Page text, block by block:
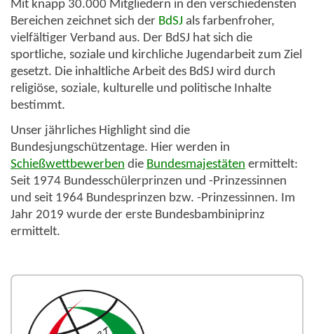
Mit knapp 30.000 Mitgliedern in den verschiedensten
Bereichen zeichnet sich der BdSJ als farbenfroher,
vielfältiger Verband aus. Der BdSJ hat sich die
sportliche, soziale und kirchliche Jugendarbeit zum Ziel
gesetzt. Die inhaltliche Arbeit des BdSJ wird durch
religiöse, soziale, kulturelle und politische Inhalte
bestimmt.
Unser jährliches Highlight sind die
Bundesjungschützentage. Hier werden in
Schießwettbewerben die Bundesmajestäten ermittelt:
Seit 1974 Bundesschülerprinzen und -Prinzessinnen
und seit 1964 Bundesprinzen bzw. -Prinzessinnen. Im
Jahr 2019 wurde der erste Bundesbambiniprinz
ermittelt.